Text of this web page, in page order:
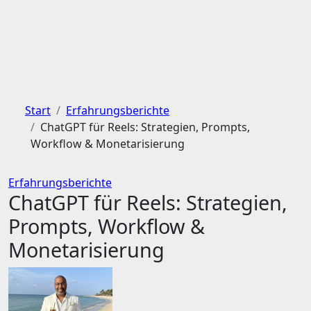
Start
Erfahrungsberichte
ChatGPT für Reels: Strategien, Prompts,
Workflow & Monetarisierung
Erfahrungsberichte
ChatGPT für Reels: Strategien,
Prompts, Workflow &
Monetarisierung